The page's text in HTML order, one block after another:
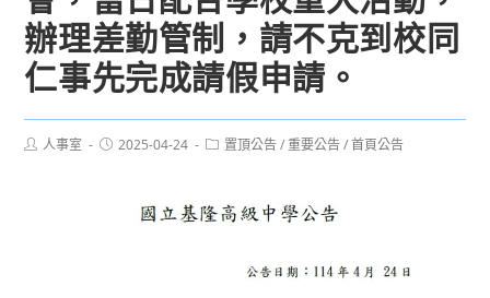
辦理差勤管制，請不克到校同
仁事先完成請假申請。
Post人事室
Post2025-04-24
Post置頂公告 / 重要公告 / 首頁公告